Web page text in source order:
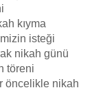
kıyma
isteği
nikah günü
töreni
öncelikle nikah